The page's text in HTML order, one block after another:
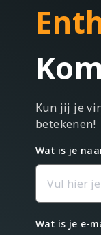
Kun jij je
betekenen!
Wat is je
Wat is je e-